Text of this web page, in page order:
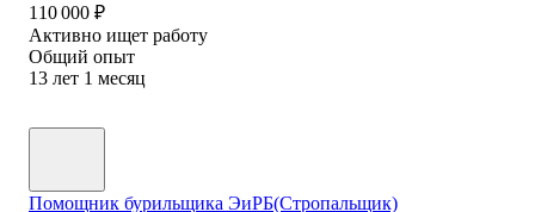
110 000 ₽
Активно ищет работу
Общий опыт
13 лет 1 месяц
Помощник бурильщика ЭиРБ(Стропальщик)